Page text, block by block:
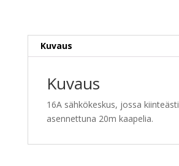
Kuvaus
Kuvaus
16A sähkökeskus, jossa kiinteästi
asennettuna 20m kaapelia.